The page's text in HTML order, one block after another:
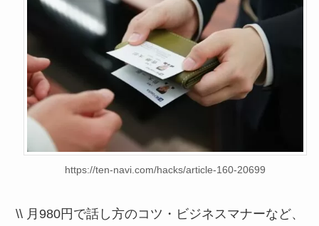
https://ten-navi.com/hacks/article-160-20699
\\ 月980円で話し方のコツ・ビジネスマナーなど、